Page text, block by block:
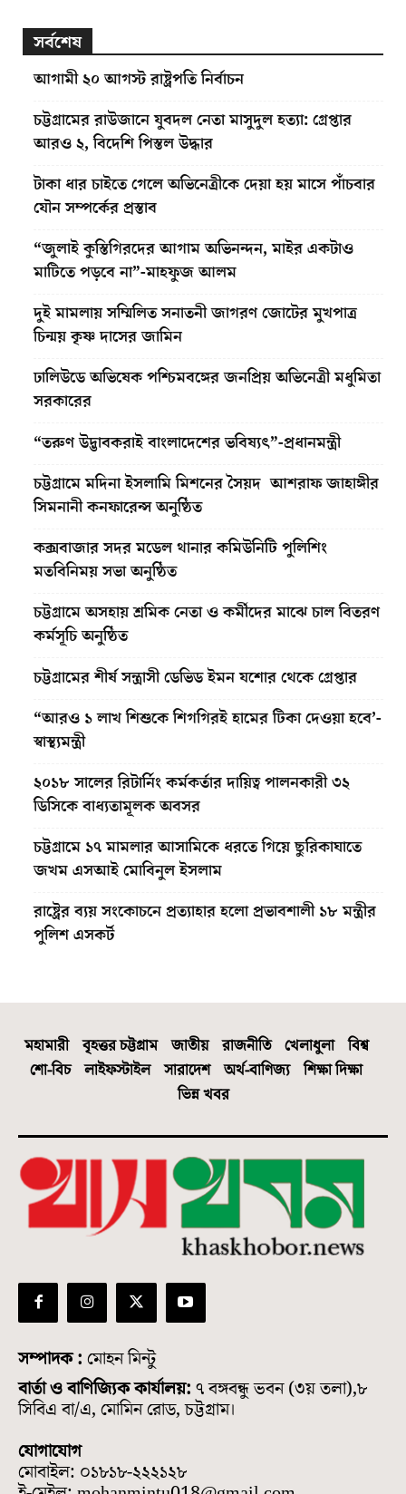
সর্বশেষ
আগামী ২০ আগস্ট রাষ্ট্রপতি নির্বাচন
চট্টগ্রামের রাউজানে যুবদল নেতা মাসুদুল হত্যা: গ্রেপ্তার
আরও ২, বিদেশি পিস্তল উদ্ধার
টাকা ধার চাইতে গেলে অভিনেত্রীকে দেয়া হয় মাসে পাঁচবার
যৌন সম্পর্কের প্রস্তাব
“জুলাই কুস্তিগিরদের আগাম অভিনন্দন, মাইর একটাও
মাটিতে পড়বে না”-মাহফুজ আলম
দুই মামলায় সম্মিলিত সনাতনী জাগরণ জোটের মুখপাত্র
চিন্ময় কৃষ্ণ দাসের জামিন
ঢালিউডে অভিষেক পশ্চিমবঙ্গের জনপ্রিয় অভিনেত্রী মধুমিতা
সরকারের
“তরুণ উদ্ভাবকরাই বাংলাদেশের ভবিষ্যৎ”-প্রধানমন্ত্রী
চট্টগ্রামে মদিনা ইসলামি মিশনের সৈয়দ আশরাফ জাহাঙ্গীর
সিমনানী কনফারেন্স অনুষ্ঠিত
কক্সবাজার সদর মডেল থানার কমিউনিটি পুলিশিং
মতবিনিময় সভা অনুষ্ঠিত
চট্টগ্রামে অসহায় শ্রমিক নেতা ও কর্মীদের মাঝে চাল বিতরণ
কর্মসূচি অনুষ্ঠিত
চট্টগ্রামের শীর্ষ সন্ত্রাসী ডেভিড ইমন যশোর থেকে গ্রেপ্তার
“আরও ১ লাখ শিশুকে শিগগিরই হামের টিকা দেওয়া হবে’-
স্বাস্থ্যমন্ত্রী
২০১৮ সালের রিটার্নিং কর্মকর্তার দায়িত্ব পালনকারী ৩২
ডিসিকে বাধ্যতামূলক অবসর
চট্টগ্রামে ১৭ মামলার আসামিকে ধরতে গিয়ে ছুরিকাঘাতে
জখম এসআই মোবিনুল ইসলাম
রাষ্ট্রের ব্যয় সংকোচনে প্রত্যাহার হলো প্রভাবশালী ১৮ মন্ত্রীর
পুলিশ এসকর্ট
মহামারী বৃহত্তর চট্টগ্রাম জাতীয় রাজনীতি খেলাধুলা
বিশ্ব
শো-বিচ
লাইফস্টাইল সারাদেশ অর্থ-বাণিজ্য
শিক্ষা দিক্ষা
ভিন্ন খবর
সম্পাদক : মোহন মিন্টু
বার্তা ও বাণিজ্যিক কার্যালয়: ৭ বঙ্গবন্ধু ভবন (৩য় তলা),৮
সিবিএ বা/এ, মোমিন রোড, চট্টগ্রাম।
যোগাযোগ
মোবাইল: ০১৮১৮-২২২১২৮